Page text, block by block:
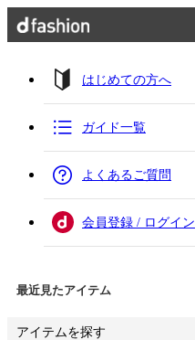
はじめての方へ
ガイド一覧
よくあるご質問
会員登録 / ログイン
最近見たアイテム
アイテムを探す